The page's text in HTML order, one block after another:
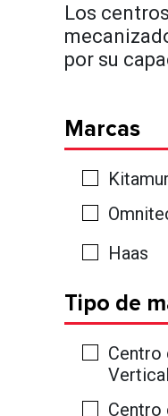
Los
por su
Marcas
Haas
Tipo de
Centro
Vertical
Centro